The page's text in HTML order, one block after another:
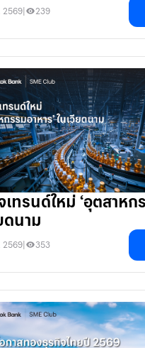
2569| 239
หม่ ‘อุตสาหกรรมอาหาร’
ดนาม
2569| 353